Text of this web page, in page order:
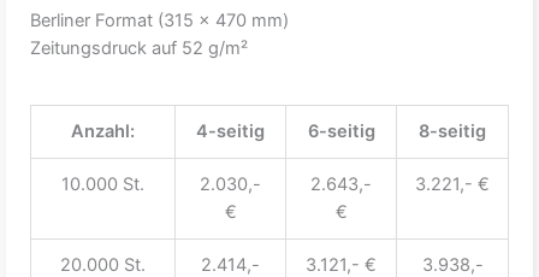
Berliner Format (315 x 470 mm)
Zeitungsdruck auf 52 g/m²
Anzahl: 4-seitig 6-seitig 8-seitig
10.000 St.
2.030,-
€
2.643,-
€
3.221,- €
20.000 St.
2.414,-
3.121,- €
3.938,-